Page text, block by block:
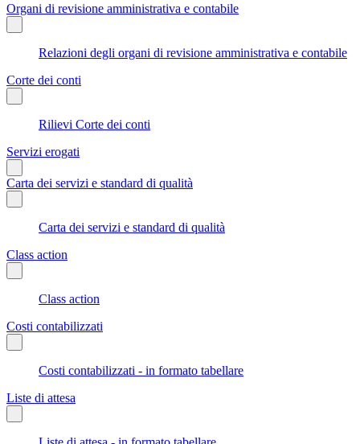
Organi di revisione amministrativa e contabile
Relazioni degli organi di revisione amministrativa e contabile
Corte dei conti
Rilievi Corte dei conti
Servizi erogati
Carta dei servizi e standard di qualità
Carta dei servizi e standard di qualità
Class action
Class action
Costi contabilizzati
Costi contabilizzati - in formato tabellare
Liste di attesa